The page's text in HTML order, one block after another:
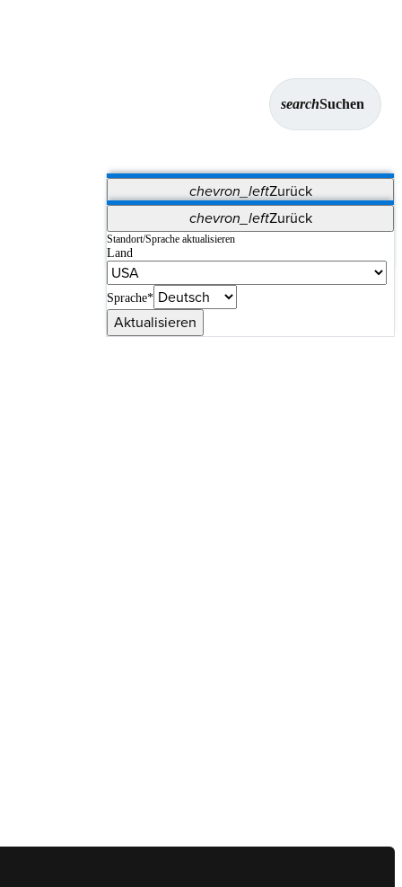
searchSuchen
chevron_leftZurück
Vet Systems OrthoPedia Patient
Supplier Portal
Synergy-Bildgebung und -Resektion
chevron_leftZurück
Standort/Sprache aktualisieren
Land
Sprache*
Aktualisieren